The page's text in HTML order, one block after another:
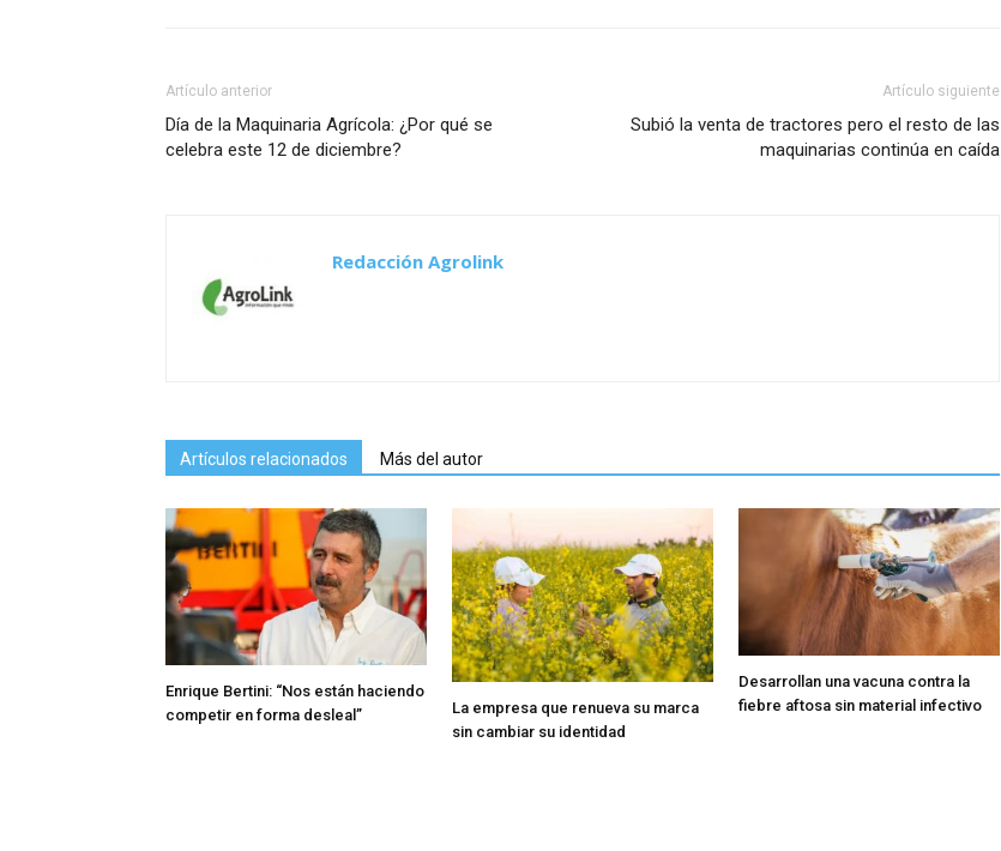
Artículo anterior
Día de la Maquinaria Agrícola: ¿Por qué se
celebra este 12 de diciembre?
Artículo siguiente
Subió la venta de tractores pero el resto de las
maquinarias continúa en caída
Redacción Agrolink
Artículos relacionados Más del autor
Enrique Bertini: “Nos están haciendo
competir en forma desleal”
La empresa que renueva su marca
sin cambiar su identidad
Desarrollan una vacuna contra la
fiebre aftosa sin material infectivo